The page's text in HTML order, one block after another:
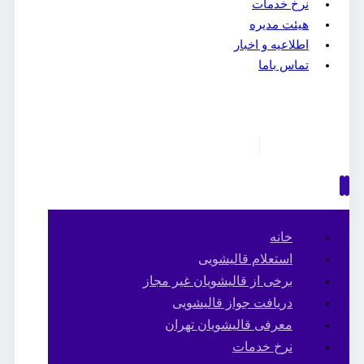
نرخ خدمات
هیئت مدیره
اطلاعیه و اخبار
تماس باما
خانه
استعلام قالیشویی
برخی از قالیشویان غیر مجاز
دریافت جواز قالیشویی
معرفی قالیشویان تهران
نرخ خدمات